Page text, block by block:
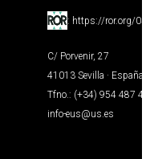
: https://ror.org/
C/ Porvenir, 27
41013 Sevilla · España
Tfno.: (+34) 954 487
info-eus@us.es